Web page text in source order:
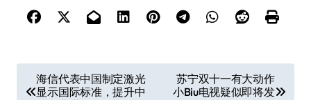
海信代表中国制定激光
显示国际标准，提升中
苏宁双十一有大动作
小Biu电视疑似即将发